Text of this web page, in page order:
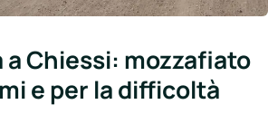
a Chiessi: mozzafiato
e per la difficoltà